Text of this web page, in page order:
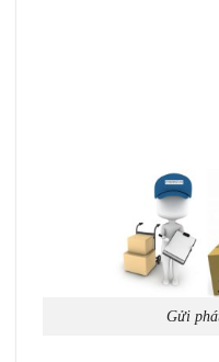
Gửi